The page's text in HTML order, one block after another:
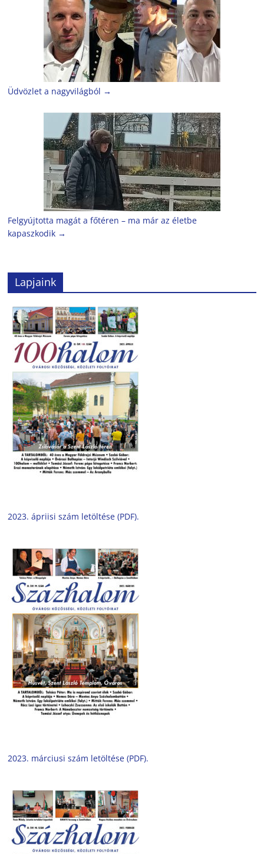
Üdvözlet a nagyvilágból →
Felgyújtotta magát a főtéren – ma már az életbe
kapaszkodik →
Lapjaink
2023. ápriisi szám letöltése (PDF).
2023. márciusi szám letöltése (PDF).